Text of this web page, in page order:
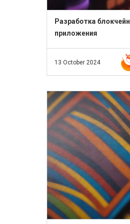
Разработка блокчейн
приложения
13 October 2024